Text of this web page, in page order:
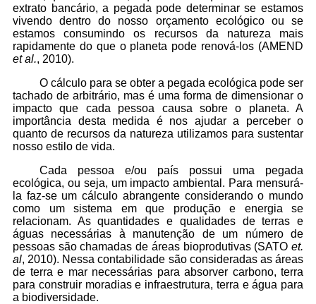
extrato bancário, a pegada pode determinar se estamos
vivendo dentro do nosso orçamento ecológico ou se
estamos consumindo os recursos da natureza mais
rapidamente do que o planeta pode renová-los (AMEND
et al., 2010).
O cálculo para se obter a pegada ecológica pode ser
tachado de arbitrário, mas é uma forma de dimensionar o
impacto que cada pessoa causa sobre o planeta. A
importância desta medida é nos ajudar a perceber o
quanto de recursos da natureza utilizamos para sustentar
nosso estilo de vida.
Cada pessoa e/ou país possui uma pegada
ecológica, ou seja, um impacto ambiental. Para mensurá-
la faz-se um cálculo abrangente considerando o mundo
como um sistema em que produção e energia se
relacionam. As quantidades e qualidades de terras e
águas necessárias à manutenção de um número de
pessoas são chamadas de áreas bioprodutivas (SATO et.
al, 2010). Nessa contabilidade são consideradas as áreas
de terra e mar necessárias para absorver carbono, terra
para construir moradias e infraestrutura, terra e água para
a biodiversidade.